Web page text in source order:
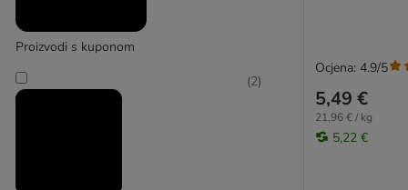
Proizvodi s kuponom
(2)
5,49 €
21,96 € / kg
5,22 €
Ocjena: 4.9/5